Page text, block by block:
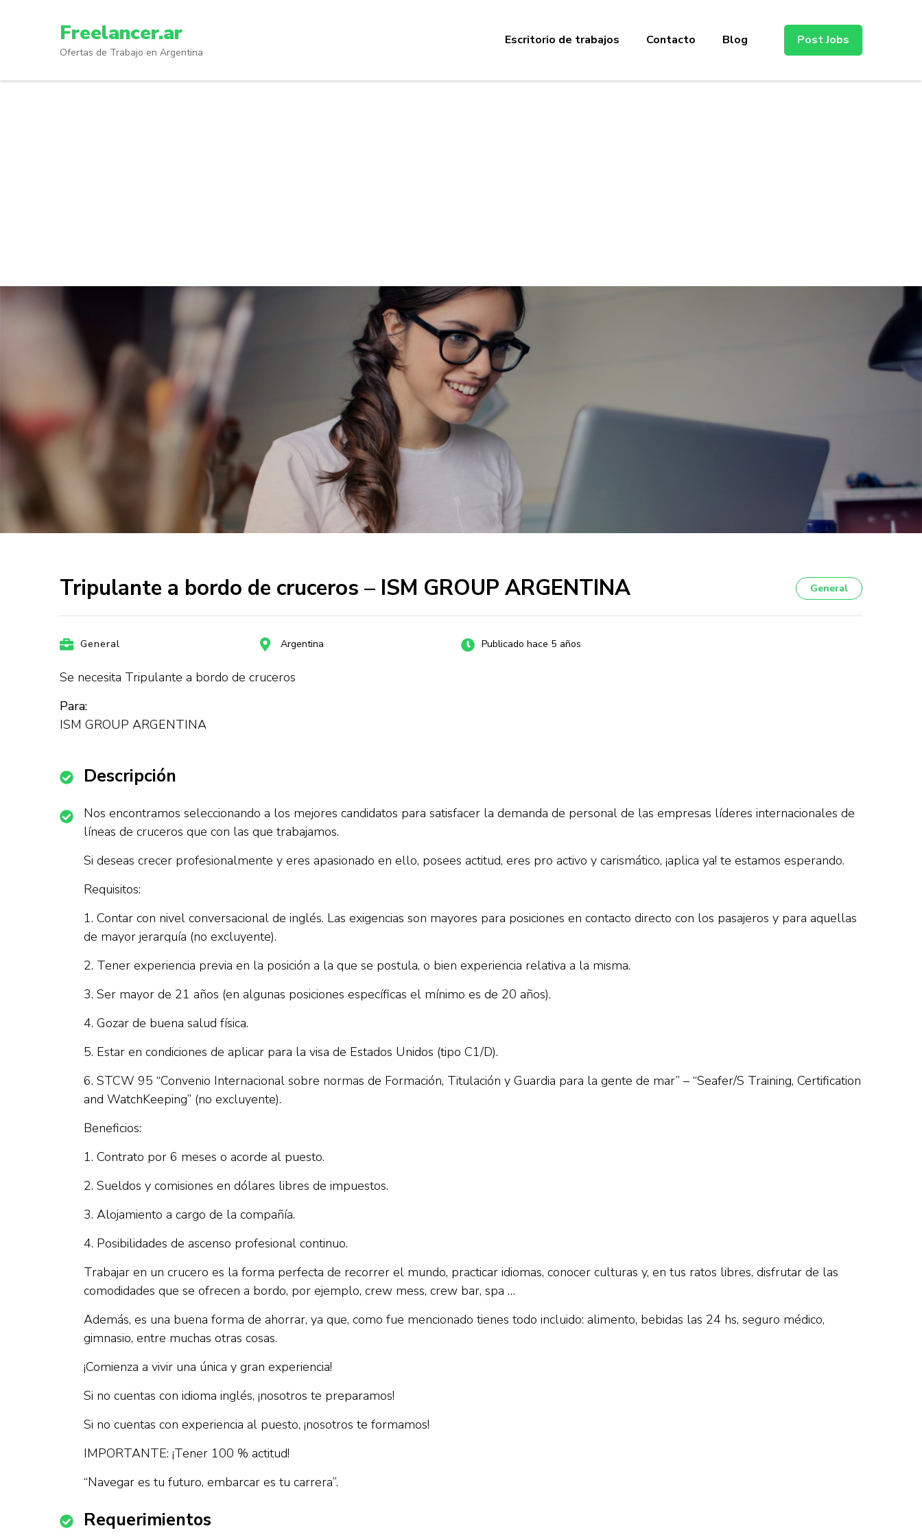
Enter)
Freelancer.ar
Ofertas de Trabajo en Argentina
Escritorio de trabajos Contacto Blog Post Jobs
Tripulante a bordo de cruceros – ISM GROUP ARGENTINA General
General Argentina Publicado hace 5 años
Se necesita Tripulante a bordo de cruceros
Para:
ISM GROUP ARGENTINA
Descripción
Nos encontramos seleccionando a los mejores candidatos para satisfacer la demanda de personal de las empresas líderes internacionales de
líneas de cruceros que con las que trabajamos.
Si deseas crecer profesionalmente y eres apasionado en ello, posees actitud, eres pro activo y carismático, ¡aplica ya! te estamos esperando.
Requisitos:
1. Contar con nivel conversacional de inglés. Las exigencias son mayores para posiciones en contacto directo con los pasajeros y para aquellas
de mayor jerarquía (no excluyente).
2. Tener experiencia previa en la posición a la que se postula, o bien experiencia relativa a la misma.
3. Ser mayor de 21 años (en algunas posiciones específicas el mínimo es de 20 años).
4. Gozar de buena salud física.
5. Estar en condiciones de aplicar para la visa de Estados Unidos (tipo C1/D).
6. STCW 95 “Convenio Internacional sobre normas de Formación, Titulación y Guardia para la gente de mar” – “Seafer/S Training, Certification
and WatchKeeping” (no excluyente).
Beneficios:
1. Contrato por 6 meses o acorde al puesto.
2. Sueldos y comisiones en dólares libres de impuestos.
3. Alojamiento a cargo de la compañía.
4. Posibilidades de ascenso profesional continuo.
Trabajar en un crucero es la forma perfecta de recorrer el mundo, practicar idiomas, conocer culturas y, en tus ratos libres, disfrutar de las
comodidades que se ofrecen a bordo, por ejemplo, crew mess, crew bar, spa …
Además, es una buena forma de ahorrar, ya que, como fue mencionado tienes todo incluido: alimento, bebidas las 24 hs, seguro médico,
gimnasio, entre muchas otras cosas.
¡Comienza a vivir una única y gran experiencia!
Si no cuentas con idioma inglés, ¡nosotros te preparamos!
Si no cuentas con experiencia al puesto, ¡nosotros te formamos!
IMPORTANTE: ¡Tener 100 % actitud!
“Navegar es tu futuro, embarcar es tu carrera”.
Requerimientos